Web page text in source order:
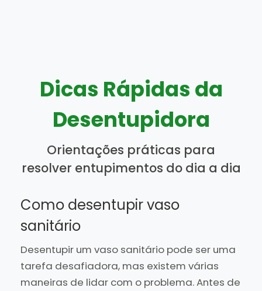
Dicas Rápidas da
Desentupidora
Orientações práticas para
resolver entupimentos do dia a dia
Como desentupir vaso
sanitário
Desentupir um vaso sanitário pode ser uma
tarefa desafiadora, mas existem várias
maneiras de lidar com o problema. Antes de